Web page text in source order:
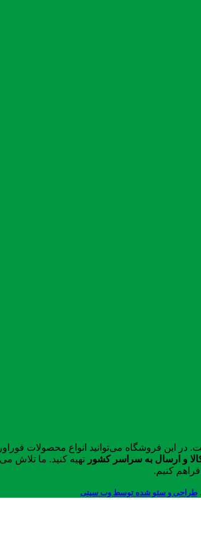
در این فروشگاه می‌توانید انواع محصولات
و ارسال به سراسر کشور تهیه کنید. ما تلاش
کنیم.
طراحی و سئو شده توسط وب سیتی